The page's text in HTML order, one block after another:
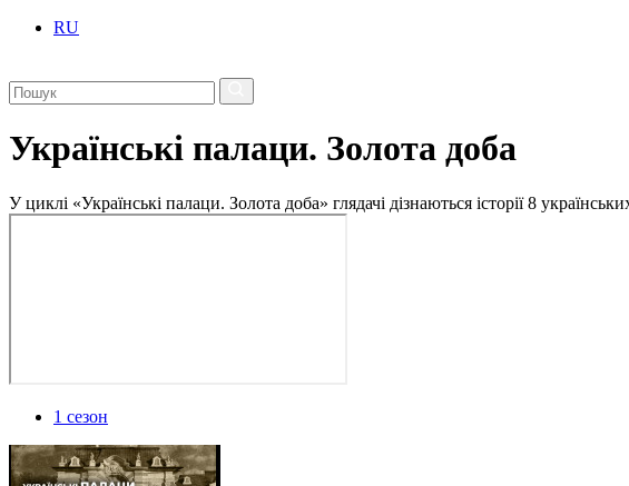
RU
Українські палаци. Золота доба
У циклі «Українські палаци. Золота доба» глядачі дізнаються історії 8
1 сезон